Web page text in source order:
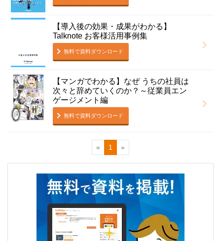
【導入後の効果・成果がわかる】
Talknote お客様活用事例集
無料で資料ダウンロード
【マンガでわかる】なぜ うちの社員は
次々と辞めていくのか？～従業員エン
ゲージメント編
無料で資料ダウンロード
« 1 »